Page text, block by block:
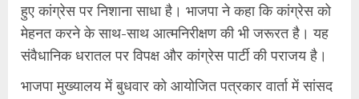
हुए कांग्रेस पर निशाना साधा है। भाजपा ने कहा कि कांग्रेस को
मेहनत करने के साथ-साथ आत्मनिरीक्षण की भी जरूरत है। यह
संवैधानिक धरातल पर विपक्ष और कांग्रेस पार्टी की पराजय है।
भाजपा मुख्यालय में बुधवार को आयोजित पत्रकार वार्ता में सांसद